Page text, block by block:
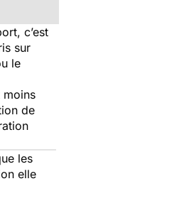
c’est
sur
le
moins
de
les
elle